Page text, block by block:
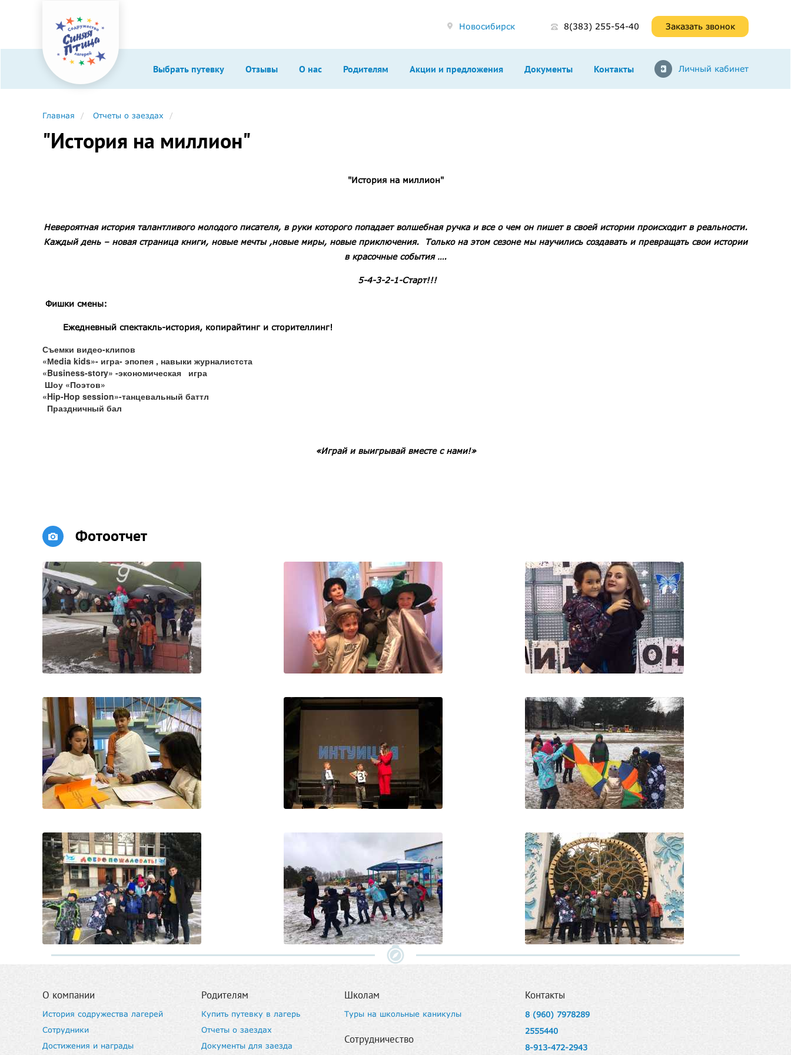
Новосибирск 8(383) 255-54-40 Заказать звонок
Выбрать путевку Отзывы О нас Родителям Акции и предложения Документы Контакты Личный кабинет
Главная Отчеты о заездах
"История на миллион"
"История на миллион"
Невероятная история талантливого молодого писателя, в руки которого попадает волшебная ручка и все о чем он пишет в своей истории происходит в реальности.
Каждый день – новая страница книги, новые мечты ,новые миры, новые приключения. Только на этом сезоне мы научились создавать и превращать свои истории
в красочные события ….
5-4-3-2-1-Старт!!!
Фишки смены:
Ежедневный спектакль-история, копирайтинг и сторителлинг!
Съемки видео-клипов
«Мedia kids»- игра- эпопея , навыки журналистста
«Business-story» -экономическая игра
Шоу «Поэтов»
«Hip-Hop session»-танцевальный баттл
Праздничный бал
«Играй и выигрывай вместе с нами!»
Фотоотчет
О компании
История содружества лагерей
Сотрудники
Достижения и награды
Родителям
Купить путевку в лагерь
Отчеты о заездах
Документы для заезда
Школам
Туры на школьные каникулы
Сотрудничество
Контакты
8 (960) 7978289
2555440
8-913-472-2943